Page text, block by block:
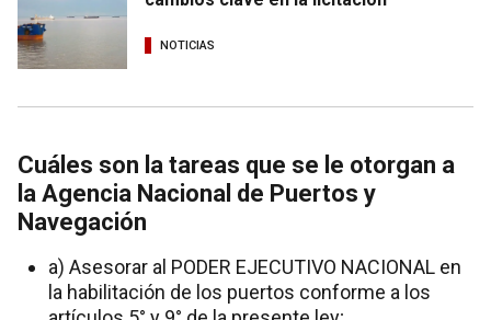
NOTICIAS
Cuáles son la tareas que se le otorgan a
la Agencia Nacional de Puertos y
Navegación
a) Asesorar al PODER EJECUTIVO NACIONAL en
la habilitación de los puertos conforme a los